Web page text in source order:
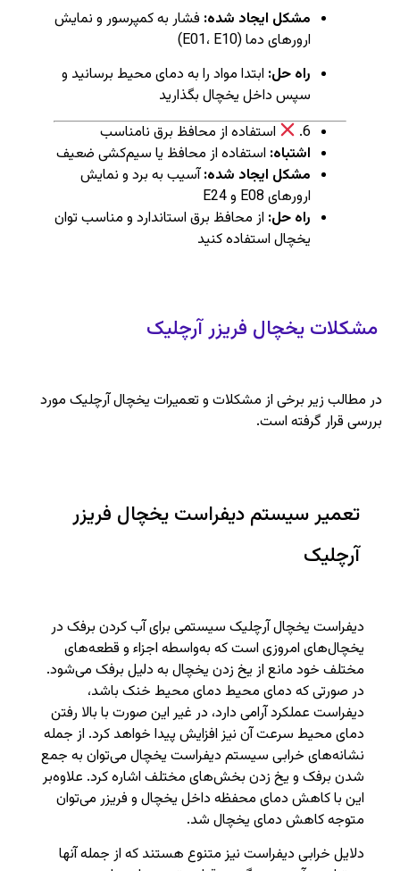
مشکل ایجاد شده: فشار به کمپرسور و نمایش
ارورهای دما (E01، E10)
راه حل: ابتدا مواد را به دمای محیط برسانید و
سپس داخل یخچال بگذارید
6.
استفاده از محافظ برق نامناسب
اشتباه: استفاده از محافظ یا سیم‌کشی ضعیف
مشکل ایجاد شده:آسیب به برد و نمایش
ارورهای E08 و E24
راه حل: از محافظ برق استاندارد و مناسب توان
یخچال استفاده کنید
مشکلات یخچال فریزر آرچلیک
در مطالب زیر برخی از مشکلات و تعمیرات یخچال آرچلیک مورد
بررسی قرار گرفته است.
تعمیر سیستم دیفراست یخچال فریزر
آرچلیک
دیفراست یخچال آرچلیک سیستمی برای آب ‌کردن برفک در
یخچال‌های امروزی است که به‌واسطه اجزاء و قطعه‌های
مختلف خود مانع از یخ زدن یخچال به دلیل برفک می‌شود.
در صورتی که دمای محیط دمای محیط خنک باشد،
دیفراست عملکرد آرامی دارد، در غیر این صورت با بالا رفتن
دمای محیط سرعت آن نیز افزایش پیدا خواهد کرد. از جمله
نشانه‌های خرابی سیستم دیفراست یخچال می‌توان به جمع‌
شدن برفک و یخ‌ زدن بخش‌های مختلف اشاره کرد. علاوه‌بر
این با کاهش دمای محفظه داخل یخچال و فریزر می‌توان
متوجه کاهش دمای یخچال شد.
دلایل خرابی دیفراست نیز متنوع هستند که از جمله آنها